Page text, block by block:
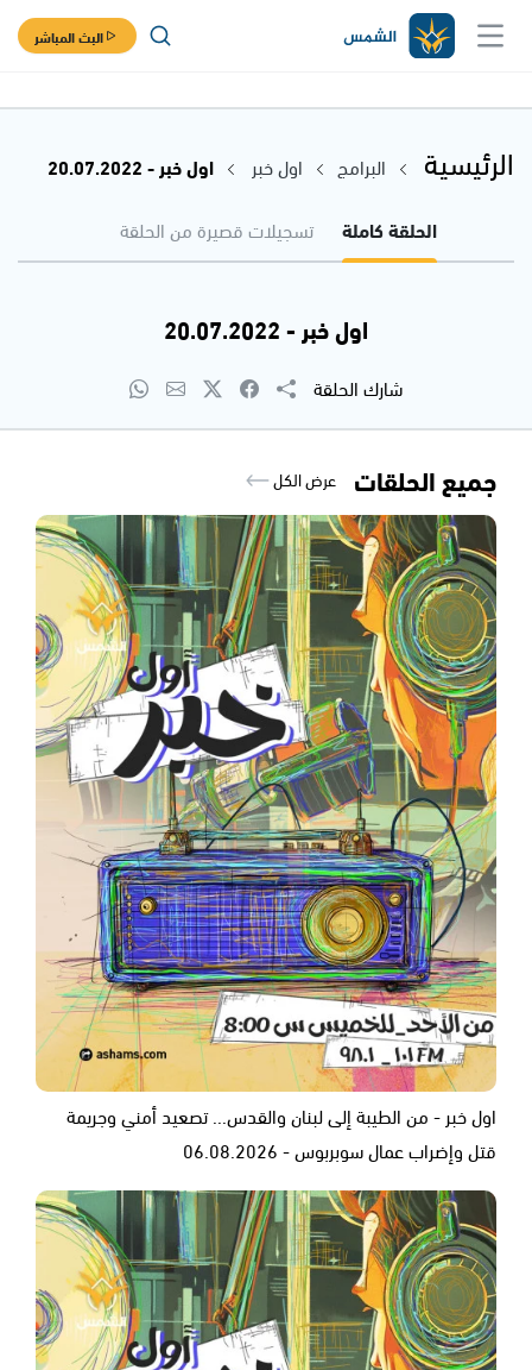
البث المباشر
الرئيسية البرامج اول خبر
اول خبر - 20.07.2022
الحلقة كاملة
تسجيلات قصيرة من الحلقة
اول خبر - 20.07.2022
شارك الحلقة
جميع الحلقات عرض الكل
اول خبر - من الطيبة إلى لبنان والقدس... تصعيد أمني وجريمة
قتل وإضراب عمال سوبربوس - 06.08.2026